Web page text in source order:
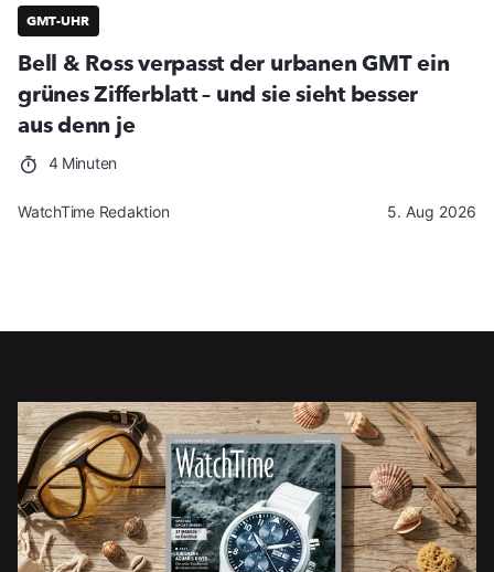
GMT-UHR
Bell & Ross verpasst der urbanen GMT ein
grünes Zifferblatt – und sie sieht besser
aus denn je
4 Minuten
WatchTime Redaktion 5. Aug 2026